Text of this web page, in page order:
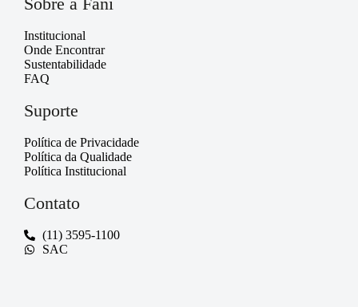
Institucional
Onde Encontrar
Sustentabilidade
FAQ
Suporte
Política de Privacidade
Política da Qualidade
Política Institucional
Contato
(11) 3595-1100
SAC